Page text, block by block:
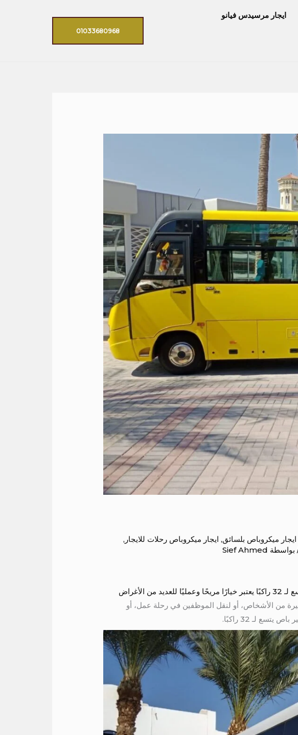
ايجار مرسيدس فيانو
01033680968
ايجار ميكروباص بلسائق, ايجار ميكروباص رحلات للايجار ,
بواسطة Sief Ahmed
باص يتسع لـ 32 راكبًا يعتبر خيارًا مريحًا وعمليًا للعديد من الأغراض
من الأشخاص، أو لنقل الموظفين في رحلة عمل، أو
لـ 32 راكبًا.